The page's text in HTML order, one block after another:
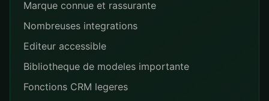
Marque connue et rassurante
Nombreuses integrations
Editeur accessible
Bibliotheque de modeles importante
Fonctions CRM legeres